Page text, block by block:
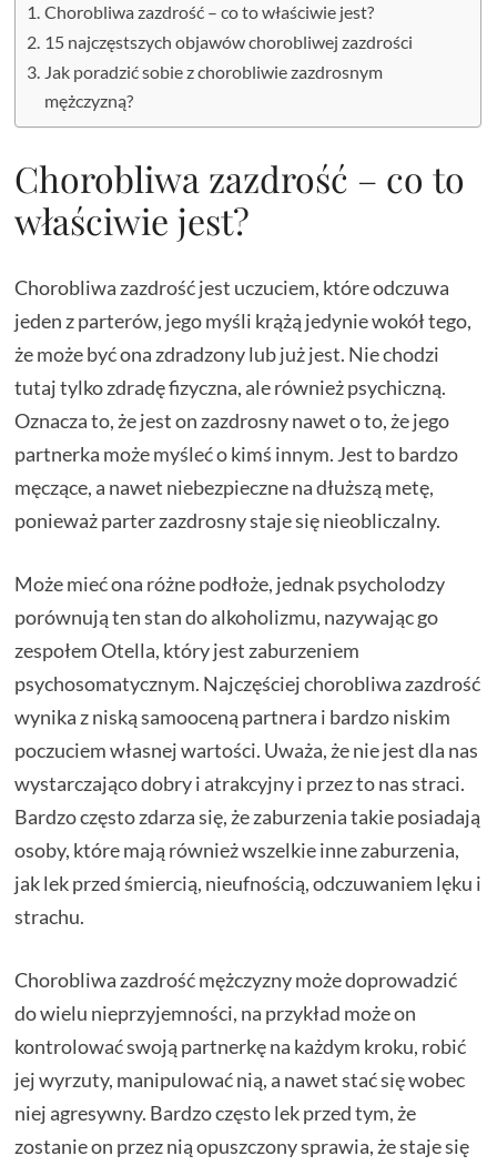
Chorobliwa zazdrość – co to właściwie jest?
15 najczęstszych objawów chorobliwej zazdrości
Jak poradzić sobie z chorobliwie zazdrosnym
mężczyzną?
Chorobliwa zazdrość – co to
właściwie jest?
Chorobliwa zazdrość jest uczuciem, które odczuwa
jeden z parterów, jego myśli krążą jedynie wokół tego,
że może być ona zdradzony lub już jest. Nie chodzi
tutaj tylko zdradę fizyczna, ale również psychiczną.
Oznacza to, że jest on zazdrosny nawet o to, że jego
partnerka może myśleć o kimś innym. Jest to bardzo
męczące, a nawet niebezpieczne na dłuższą metę,
ponieważ parter zazdrosny staje się nieobliczalny.
Może mieć ona różne podłoże, jednak psycholodzy
porównują ten stan do alkoholizmu, nazywając go
zespołem Otella, który jest zaburzeniem
psychosomatycznym. Najczęściej chorobliwa zazdrość
wynika z niską samooceną partnera i bardzo niskim
poczuciem własnej wartości. Uważa, że nie jest dla nas
wystarczająco dobry i atrakcyjny i przez to nas straci.
Bardzo często zdarza się, że zaburzenia takie posiadają
osoby, które mają również wszelkie inne zaburzenia,
jak lek przed śmiercią, nieufnością, odczuwaniem lęku i
strachu.
Chorobliwa zazdrość mężczyzny może doprowadzić
do wielu nieprzyjemności, na przykład może on
kontrolować swoją partnerkę na każdym kroku, robić
jej wyrzuty, manipulować nią, a nawet stać się wobec
niej agresywny. Bardzo często lek przed tym, że
zostanie on przez nią opuszczony sprawia, że staje się